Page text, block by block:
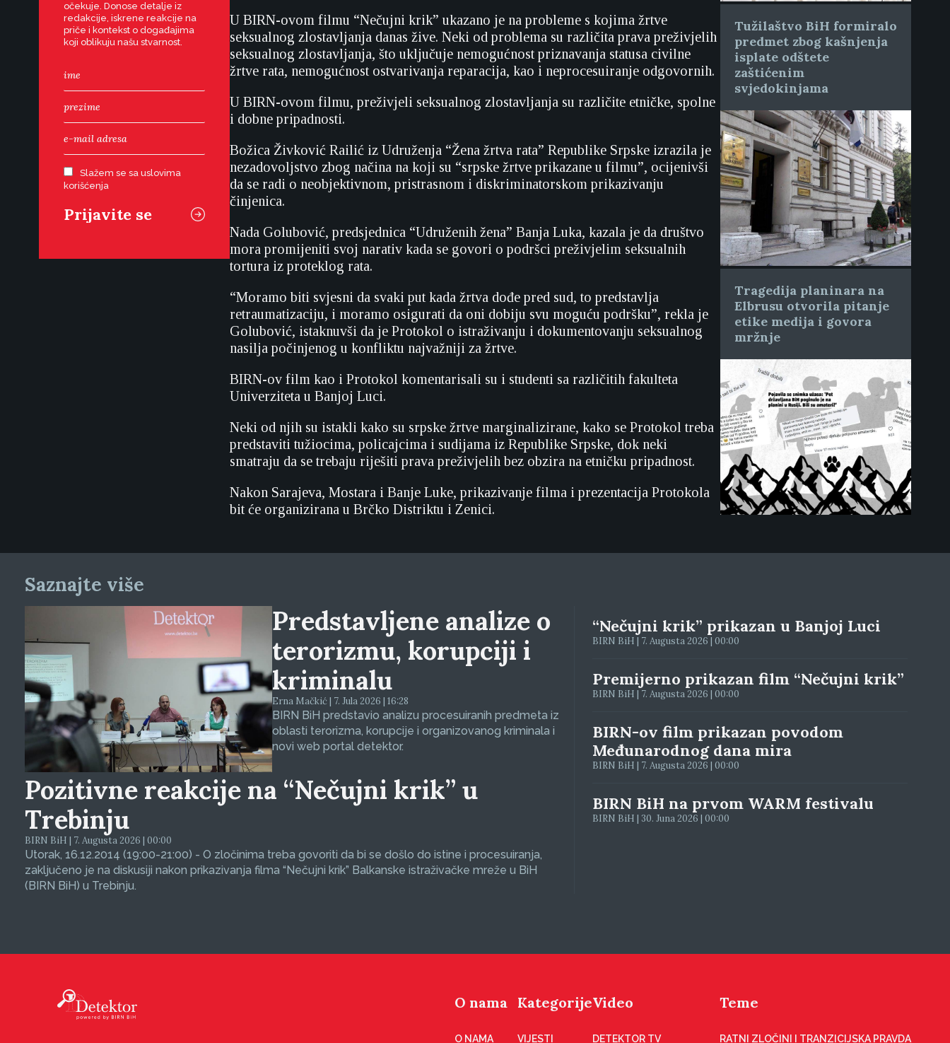
očekuje. Donose detalje iz
redakcije, iskrene reakcije na
priče i kontekst o događajima
koji oblikuju našu stvarnost.
Slažem se sa uslovima
korišćenja
U BIRN-ovom filmu “Nečujni krik” ukazano je na probleme s kojima žrtve
seksualnog zlostavljanja danas žive. Neki od problema su različita prava preživjelih
seksualnog zlostavljanja, što uključuje nemogućnost priznavanja statusa civilne
žrtve rata, nemogućnost ostvarivanja reparacija, kao i neprocesuiranje odgovornih.
U BIRN-ovom filmu, preživjeli seksualnog zlostavljanja su različite etničke, spolne
i dobne pripadnosti.
Božica Živković Railić iz Udruženja “Žena žrtva rata” Republike Srpske izrazila je
nezadovoljstvo zbog načina na koji su “srpske žrtve prikazane u filmu”, ocijenivši
da se radi o neobjektivnom, pristrasnom i diskriminatorskom prikazivanju
činjenica.
Nada Golubović, predsjednica “Udruženih žena” Banja Luka, kazala je da društvo
mora promijeniti svoj narativ kada se govori o podršci preživjelim seksualnih
tortura iz proteklog rata.
“Moramo biti svjesni da svaki put kada žrtva dođe pred sud, to predstavlja
retraumatizaciju, i moramo osigurati da oni dobiju svu moguću podršku”, rekla je
Golubović, istaknuvši da je Protokol o istraživanju i dokumentovanju seksualnog
nasilja počinjenog u konfliktu najvažniji za žrtve.
BIRN-ov film kao i Protokol komentarisali su i studenti sa različitih fakulteta
Univerziteta u Banjoj Luci.
Neki od njih su istakli kako su srpske žrtve marginalizirane, kako se Protokol treba
predstaviti tužiocima, policajcima i sudijama iz Republike Srpske, dok neki
smatraju da se trebaju riješiti prava preživjelih bez obzira na etničku pripadnost.
Nakon Sarajeva, Mostara i Banje Luke, prikazivanje filma i prezentacija Protokola
bit će organizirana u Brčko Distriktu i Zenici.
Tužilaštvo BiH formiralo
predmet zbog kašnjenja
isplate odštete
zaštićenim
svjedokinjama
Tragedija planinara na
Elbrusu otvorila pitanje
etike medija i govora
mržnje
Saznajte više
Predstavljene analize o
terorizmu, korupciji i
kriminalu
Erna Mačkić | 7. Jula 2026 | 16:28
BIRN BiH predstavio analizu procesuiranih predmeta iz
oblasti terorizma, korupcije i organizovanog kriminala i
novi web portal detektor.
Pozitivne reakcije na “Nečujni krik” u
Trebinju
BIRN BiH | 7. Augusta 2026 | 00:00
Utorak, 16.12.2014 (19:00-21:00) - O zločinima treba govoriti da bi se došlo do istine i procesuiranja,
zaključeno je na diskusiji nakon prikazivanja filma “Nečujni krik” Balkanske istraživačke mreže u BiH
(BIRN BiH) u Trebinju.
“Nečujni krik” prikazan u Banjoj Luci
BIRN BiH | 7. Augusta 2026 | 00:00
Premijerno prikazan film “Nečujni krik”
BIRN BiH | 7. Augusta 2026 | 00:00
BIRN-ov film prikazan povodom
Međunarodnog dana mira
BIRN BiH | 7. Augusta 2026 | 00:00
BIRN BiH na prvom WARM festivalu
BIRN BiH | 30. Juna 2026 | 00:00
O nama
O NAMA
Kategorije
VIJESTI
Video
DETEKTOR TV
Teme
RATNI ZLOČINI I TRANZICIJSKA PRAVDA